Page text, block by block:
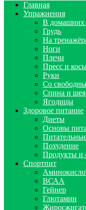
Главная
Упражнения
В домашних
Грудь
На
Ноги
Плечи
Пресс и
Руки
Со
Спина и шея
Ягодицы
Здоровое питание
Диеты
Основы
Похудение
Продукты и
Спортпит
ВСАА
Гейнер
Глютамин